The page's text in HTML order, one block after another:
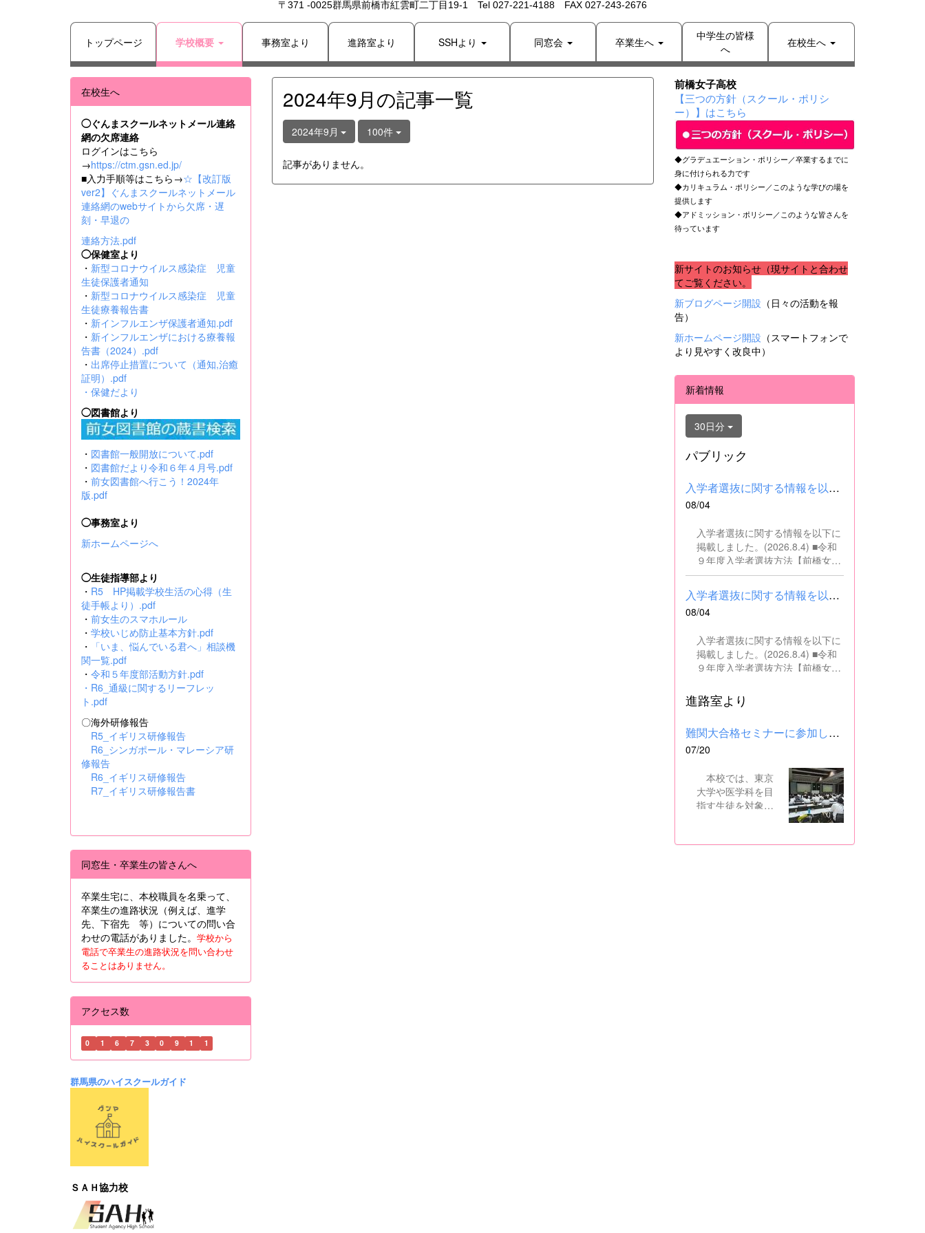
〒371 -0025群馬県前橋市紅雲町二丁目19-1 Tel 027-221-4188 FAX 027-243-2676
トップページ 学校概要 事務室より 進路室より SSHより 同窓会 卒業生へ
中学生の皆様
へ
在校生へ
2024年9月の記事一覧
2024年9月 100件
記事がありません。
在校生へ
◯ぐんまスクールネットメール連絡
網の欠席連絡
ログインはこちら
→https://ctm.gsn.ed.jp/
■入力手順等はこちら→☆【改訂版
ver2】ぐんまスクールネットメール
連絡網のwebサイトから欠席・遅
刻・早退の
連絡方法.pdf
◯保健室より
・ 新型コロナウイルス感染症 児童
生徒保護者通知
・ 新型コロナウイルス感染症 児童
生徒療養報告書
・ 新インフルエンザ保護者通知.pdf
・ 新インフルエンザにおける療養報
告書（2024）.pdf
・ 出席停止措置について（通知,治癒
証明）.pdf
・ 保健だより
◯図書館より
・ 図書館一般開放について.pdf
・ 図書館だより令和６年４月号.pdf
・ 前女図書館へ行こう！2024年
版.pdf
◯事務室より
新ホームページへ
◯生徒指導部より
・ R5 HP掲載学校生活の心得（生
徒手帳より）.pdf
・ 前女生のスマホルール
・ 学校いじめ防止基本方針.pdf
・
「いま、悩んでいる君へ」相談機
関一覧.pdf
・ 令和５年度部活動方針.pdf
・ R6_通級に関するリーフレッ
ト.pdf
〇海外研修報告
R5_イギリス研修報告
R6_シンガポール・マレーシア研
修報告
R6_イギリス研修報告
R7_イギリス研修報告書
同窓生・卒業生の皆さんへ
卒業生宅に、本校職員を名乗って、
卒業生の進路状況（例えば、進学
先、下宿先 等）についての問い合
わせの電話がありました。 学校から
電話で卒業生の進路状況を問い合わせ
ることはありません。
アクセス数
0 1 6 7 3 0 9 1 1
群馬県のハイスクールガイド
ＳＡＨ協力校
前橋女子高校
【三つの方針（スクール・ポリシ
ー）】はこちら
◆グラデュエーション・ポリシー／卒業するまでに
身に付けられる力です
◆カリキュラム・ポリシー／このような学びの場を
提供します
◆アドミッション・ポリシー／このような皆さんを
待っています
新サイトのお知らせ（現サイトと合わせ
てご覧ください。
新ブログページ開設 （日々の活動を報
告）
新ホームページ開設 （スマートフォンで
より見やすく改良中）
新着情報
30日分
パブリック
入学者選抜に関する情報を以下に掲載しました。(2026.8.4) ■令和...
08/04
入学者選抜に関する情報を以下に
掲載しました。(2026.8.4) ■令和
９年度入学者選抜方法【前橋女子
高校】pdf はこちら ■群馬県教育
委員会webサイト 高校入試に関
するページはこちら
入学者選抜に関する情報を以下に掲載しました。(2026.8.4) ■令和...
08/04
入学者選抜に関する情報を以下に
掲載しました。(2026.8.4) ■令和
９年度入学者選抜方法【前橋女子
委員会webサイト 高校入試に関
するページはこちら
進路室より
難関大合格セミナーに参加しました
07/20
本校では、東京
大学や医学科を目
指す生徒を対象
格セミナーを行っ